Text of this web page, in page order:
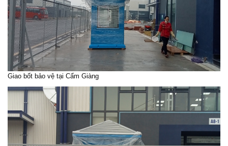
Giao bốt bảo vệ tại Cẩm Giàng